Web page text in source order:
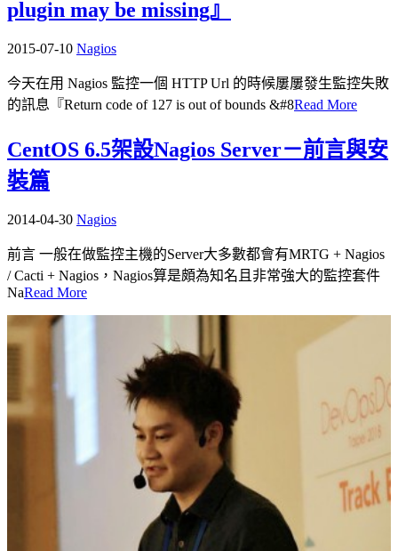
plugin may be missing』
2015-07-10 Nagios
今天在用 Nagios 監控一個 HTTP Url 的時候屢屢發生監控失敗
的訊息『Return code of 127 is out of bounds &#8Read More
CentOS 6.5架設Nagios Server－前言與安
裝篇
2014-04-30 Nagios
前言 一般在做監控主機的Server大多數都會有MRTG + Nagios
/ Cacti + Nagios，Nagios算是頗為知名且非常強大的監控套件
NaRead More